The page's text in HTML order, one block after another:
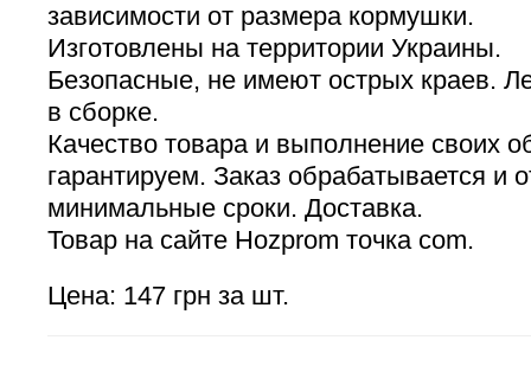
зависимости от размера кормушки.
Изготовлены на территории Украины.
Безопасные, не имеют острых краев.
в сборке.
Качество товара и выполнение своих
гарантируем. Заказ обрабатывается и
минимальные сроки. Доставка.
Товар на сайте Hozprom точка com.
Цена: 147 грн за шт.